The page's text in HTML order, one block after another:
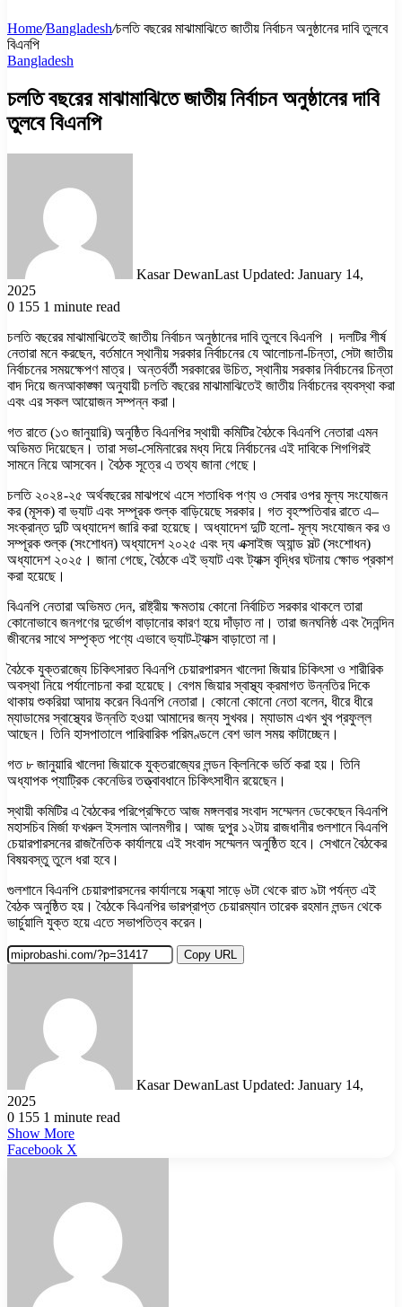
Home/Bangladesh/চলতি বছরের মাঝামাঝিতে জাতীয় নির্বাচন অনুষ্ঠানের দাবি তুলবে
বিএনপি
Bangladesh
চলতি বছরের মাঝামাঝিতে জাতীয় নির্বাচন অনুষ্ঠানের দাবি
তুলবে বিএনপি
Kasar DewanLast Updated: January 14,
2025
0 155 1 minute read
চলতি বছরের মাঝামাঝিতেই জাতীয় নির্বাচন অনুষ্ঠানের দাবি তুলবে বিএনপি । দলটির শীর্ষ
নেতারা মনে করছেন, বর্তমানে স্থানীয় সরকার নির্বাচনের যে আলোচনা-চিন্তা, সেটা জাতীয়
নির্বাচনের সময়ক্ষেপণ মাত্র। অন্তর্বর্তী সরকারের উচিত, স্থানীয় সরকার নির্বাচনের চিন্তা
বাদ দিয়ে জনআকাঙ্ক্ষা অনুযায়ী চলতি বছরের মাঝামাঝিতেই জাতীয় নির্বাচনের ব্যবস্থা করা
এবং এর সকল আয়োজন সম্পন্ন করা।
গত রাতে (১৩ জানুয়ারি) অনুষ্ঠিত বিএনপির স্থায়ী কমিটির বৈঠকে বিএনপি নেতারা এমন
অভিমত দিয়েছেন। তারা সভা-সেমিনারের মধ্য দিয়ে নির্বাচনের এই দাবিকে শিগগিরই
সামনে নিয়ে আসবেন। বৈঠক সূত্রে এ তথ্য জানা গেছে।
চলতি ২০২৪-২৫ অর্থবছরের মাঝপথে এসে শতাধিক পণ্য ও সেবার ওপর মূল্য সংযোজন
কর (মূসক) বা ভ্যাট এবং সম্পূরক শুল্ক বাড়িয়েছে সরকার। গত বৃহস্পতিবার রাতে এ–
সংক্রান্ত দুটি অধ্যাদেশ জারি করা হয়েছে। অধ্যাদেশ দুটি হলো- মূল্য সংযোজন কর ও
সম্পূরক শুল্ক (সংশোধন) অধ্যাদেশ ২০২৫ এবং দ্য এক্সাইজ অ্যান্ড সল্ট (সংশোধন)
অধ্যাদেশ ২০২৫। জানা গেছে, বৈঠকে এই ভ্যাট এবং ট্যাক্স বৃদ্ধির ঘটনায় ক্ষোভ প্রকাশ
করা হয়েছে।
বিএনপি নেতারা অভিমত দেন, রাষ্ট্রীয় ক্ষমতায় কোনো নির্বাচিত সরকার থাকলে তারা
কোনোভাবে জনগণের দুর্ভোগ বাড়ানোর কারণ হয়ে দাঁড়াত না। তারা জনঘনিষ্ঠ এবং দৈনন্দিন
জীবনের সাথে সম্পৃক্ত পণ্যে এভাবে ভ্যাট-ট্যাক্স বাড়াতো না।
বৈঠকে যুক্তরাজ্যে চিকিৎসারত বিএনপি চেয়ারপারসন খালেদা জিয়ার চিকিৎসা ও শারীরিক
অবস্থা নিয়ে পর্যালোচনা করা হয়েছে। বেগম জিয়ার স্বাস্থ্য ক্রমাগত উন্নতির দিকে
থাকায় শুকরিয়া আদায় করেন বিএনপি নেতারা। কোনো কোনো নেতা বলেন, ধীরে ধীরে
ম্যাডামের স্বাস্থ্যের উন্নতি হওয়া আমাদের জন্য সুখবর। ম্যাডাম এখন খুব প্রফুল্ল
আছেন। তিনি হাসপাতালে পারিবারিক পরিমণ্ডলে বেশ ভাল সময় কাটাচ্ছেন।
গত ৮ জানুয়ারি খালেদা জিয়াকে যুক্তরাজ্যের লন্ডন ক্লিনিকে ভর্তি করা হয়। তিনি
অধ্যাপক প্যাট্রিক কেনেডির তত্ত্বাবধানে চিকিৎসাধীন রয়েছেন।
স্থায়ী কমিটির এ বৈঠকের পরিপ্রেক্ষিতে আজ মঙ্গলবার সংবাদ সম্মেলন ডেকেছেন বিএনপি
মহাসচিব মির্জা ফখরুল ইসলাম আলমগীর। আজ দুপুর ১২টায় রাজধানীর গুলশানে বিএনপি
চেয়ারপারসনের রাজনৈতিক কার্যালয়ে এই সংবাদ সম্মেলন অনুষ্ঠিত হবে। সেখানে বৈঠকের
বিষয়বস্তু তুলে ধরা হবে।
গুলশানে বিএনপি চেয়ারপারসনের কার্যালয়ে সন্ধ্যা সাড়ে ৬টা থেকে রাত ৯টা পর্যন্ত এই
বৈঠক অনুষ্ঠিত হয়। বৈঠকে বিএনপির ভারপ্রাপ্ত চেয়ারম্যান তারেক রহমান লন্ডন থেকে
ভার্চুয়ালি যুক্ত হয়ে এতে সভাপতিত্ব করেন।
Copy URL
Kasar DewanLast Updated: January 14,
2025
0 155 1 minute read
Show More
Facebook X